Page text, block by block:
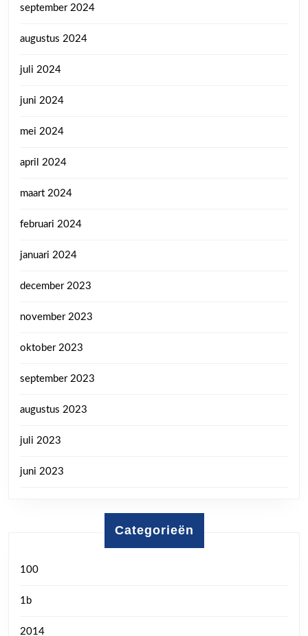
september 2024
augustus 2024
juli 2024
juni 2024
mei 2024
april 2024
maart 2024
februari 2024
januari 2024
december 2023
november 2023
oktober 2023
september 2023
augustus 2023
juli 2023
juni 2023
Categorieën
100
1b
2014